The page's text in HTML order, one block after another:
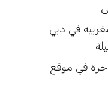
مطاعم مغربيه في دبي
في موقع